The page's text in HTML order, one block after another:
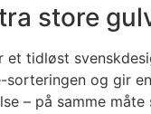
store
et tidløst
sorteringen og gir
– på samme